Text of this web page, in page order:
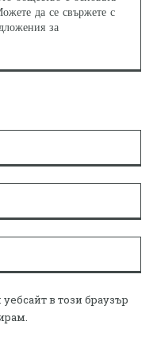
да се свържете с
за
в този браузър